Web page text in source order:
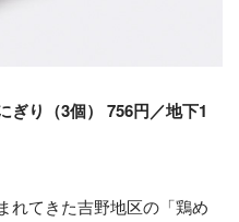
ぎり（3個） 756円／地下1
れてきた吉野地区の「鶏め